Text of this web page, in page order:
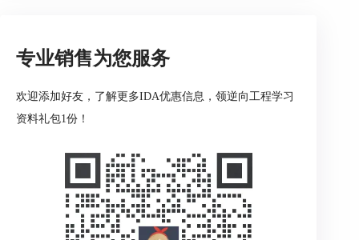
代码反编译出来并不足以完全理解程序的功能和逻
辑。你还需要学会如何有效地阅读和分析反编译的
源码。
反编译视图中，代码被组织成一个个函数，每个函
数包含了一系列的基本块。你需要学会理解这些基
本块的作用，理解它们之间的流程控制关系。
专业销售为您服务
欢迎添加好友，了解更多IDA优惠信息，领逆向工程学习
资料礼包1份！